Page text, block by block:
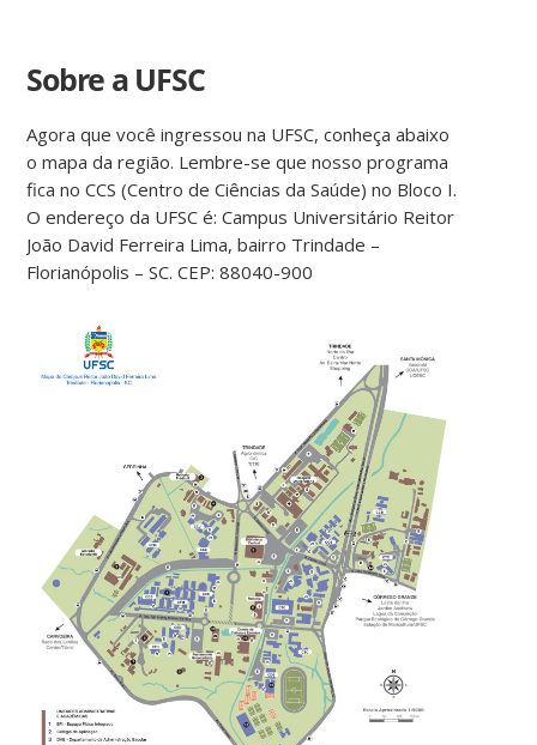
Sobre a UFSC
Agora que você ingressou na UFSC, conheça abaixo
o mapa da região. Lembre-se que nosso programa
fica no CCS (Centro de Ciências da Saúde) no Bloco I.
O endereço da UFSC é: Campus Universitário Reitor
João David Ferreira Lima, bairro Trindade –
Florianópolis – SC. CEP: 88040-900